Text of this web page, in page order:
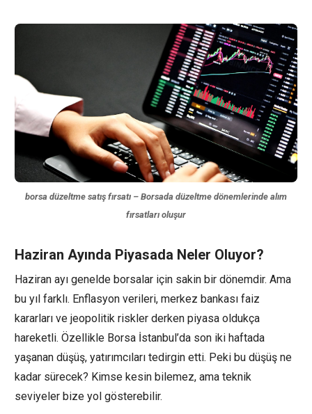
borsa düzeltme satış fırsatı – Borsada düzeltme dönemlerinde alım
fırsatları oluşur
Haziran Ayında Piyasada Neler Oluyor?
Haziran ayı genelde borsalar için sakin bir dönemdir. Ama
bu yıl farklı. Enflasyon verileri, merkez bankası faiz
kararları ve jeopolitik riskler derken piyasa oldukça
hareketli. Özellikle Borsa İstanbul’da son iki haftada
yaşanan düşüş, yatırımcıları tedirgin etti. Peki bu düşüş ne
kadar sürecek? Kimse kesin bilemez, ama teknik
seviyeler bize yol gösterebilir.